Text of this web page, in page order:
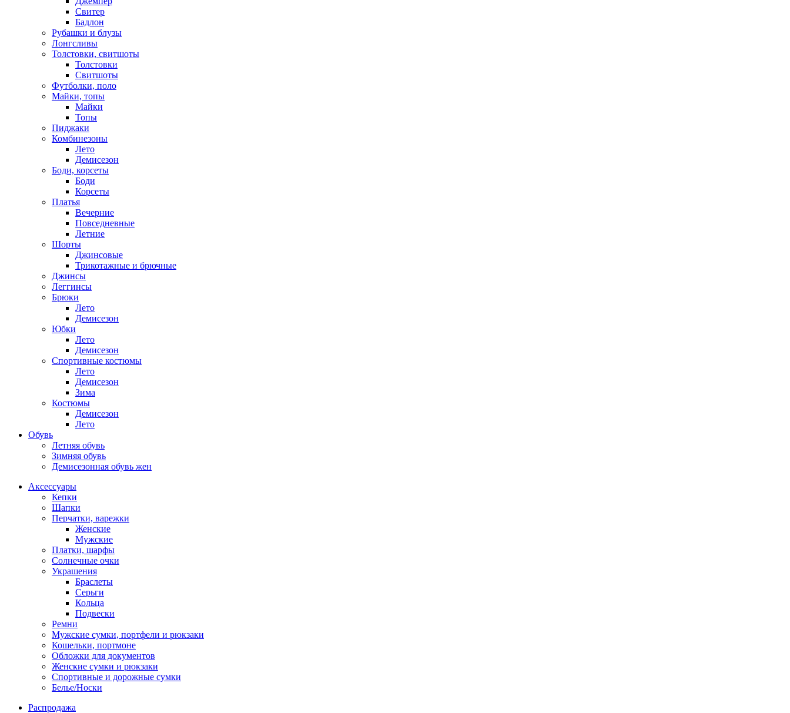
Свитер
Бадлон
Рубашки и блузы
Лонгсливы
Толстовки, свитшоты
Толстовки
Свитшоты
Футболки, поло
Майки, топы
Майки
Топы
Пиджаки
Комбинезоны
Лето
Демисезон
Боди, корсеты
Боди
Корсеты
Платья
Вечерние
Повседневные
Летние
Шорты
Джинсовые
Трикотажные и брючные
Джинсы
Леггинсы
Брюки
Лето
Демисезон
Юбки
Лето
Демисезон
Спортивные костюмы
Лето
Демисезон
Зима
Костюмы
Демисезон
Лето
Обувь
Летняя обувь
Зимняя обувь
Демисезонная обувь жен
Аксессуары
Кепки
Шапки
Перчатки, варежки
Женские
Мужские
Платки, шарфы
Солнечные очки
Украшения
Браслеты
Серьги
Кольца
Подвески
Ремни
Мужские сумки, портфели и рюкзаки
Кошельки, портмоне
Обложки для документов
Женские сумки и рюкзаки
Спортивные и дорожные сумки
Белье/Носки
Распродажа